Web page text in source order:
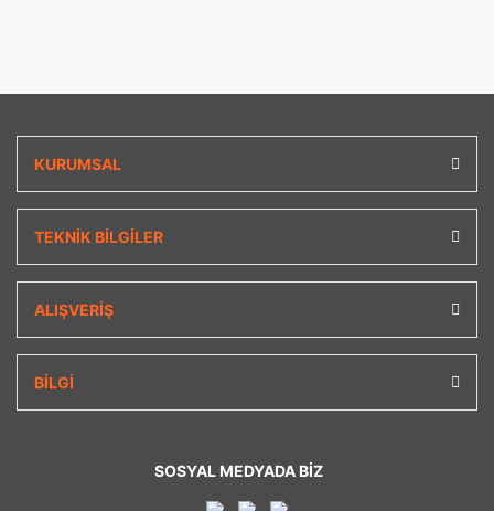
KURUMSAL
TEKNİK BİLGİLER
ALIŞVERİŞ
BİLGİ
SOSYAL MEDYADA BİZ